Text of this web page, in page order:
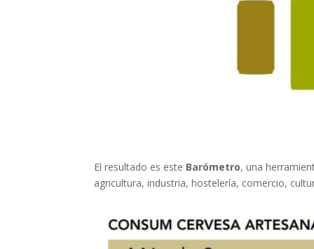
El resultado es este Barómetro, una
agricultura, industria, hostelería, comercio,